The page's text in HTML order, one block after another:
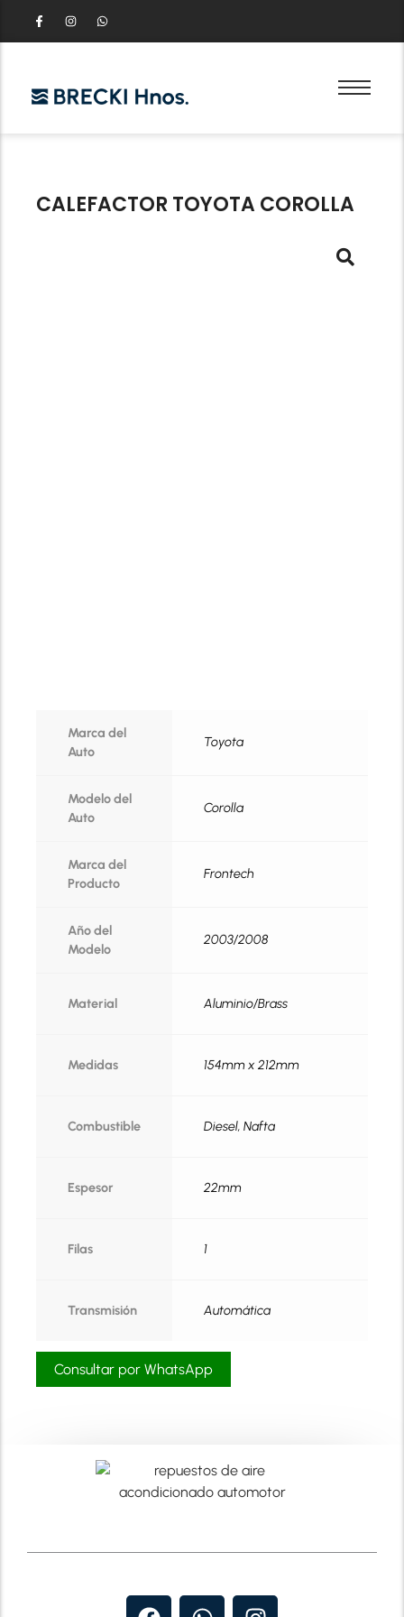
CALEFACTOR TOYOTA COROLLA
Marca del
Auto
Toyota
Modelo del
Auto
Corolla
Marca del
Producto
Frontech
Año del
Modelo
2003/2008
Material Aluminio/Brass
Medidas 154mm x 212mm
Combustible Diesel, Nafta
Espesor 22mm
Filas 1
Transmisión Automática
Consultar por WhatsApp